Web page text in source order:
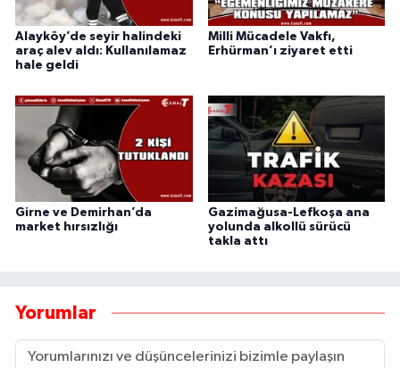
Alayköy’de seyir halindeki
araç alev aldı: Kullanılamaz
hale geldi
Milli Mücadele Vakfı,
Erhürman’ı ziyaret etti
Girne ve Demirhan’da
market hırsızlığı
Gazimağusa-Lefkoşa ana
yolunda alkollü sürücü
takla attı
Yorumlar